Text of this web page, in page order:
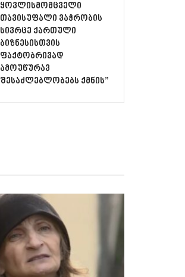
ყოვლისმომცველი
თავისუფალი ვაჭრობის
სივრცე ქართული
ბიზნესისთვის
ფაქტობრივად
ამოუწურავ
შესაძლებლობებს ქმნის”